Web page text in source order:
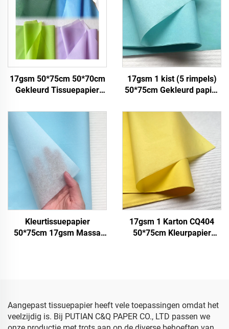
17gsm 50*75cm 50*70cm
Gekleurd Tissuepapier
Papier voor Verpakking
17gsm 1 kist (5 rimpels)
50*75cm Gekleurd papier
Cadeau Bloem
Bloemstukken Verpakking
Gekleurd Tissuepapier
Kleurtissuepapier
50*75cm 17gsm Massa
17gsm 1 Karton CQ404
50*75cm Kleurpapier
Aangepast tissuepapier heeft vele toepassingen omdat het
veelzijdig is. Bij PUTIAN C&Q PAPER CO., LTD passen we